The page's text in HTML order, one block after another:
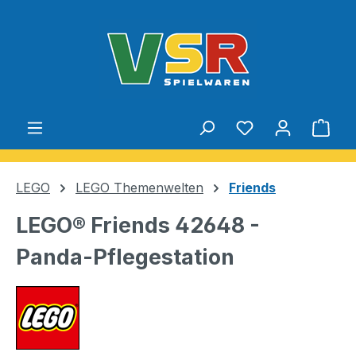
Du hast 0
LEGO LEGO Themenwelten Friends
LEGO® Friends 42648 -
Panda-Pflegestation